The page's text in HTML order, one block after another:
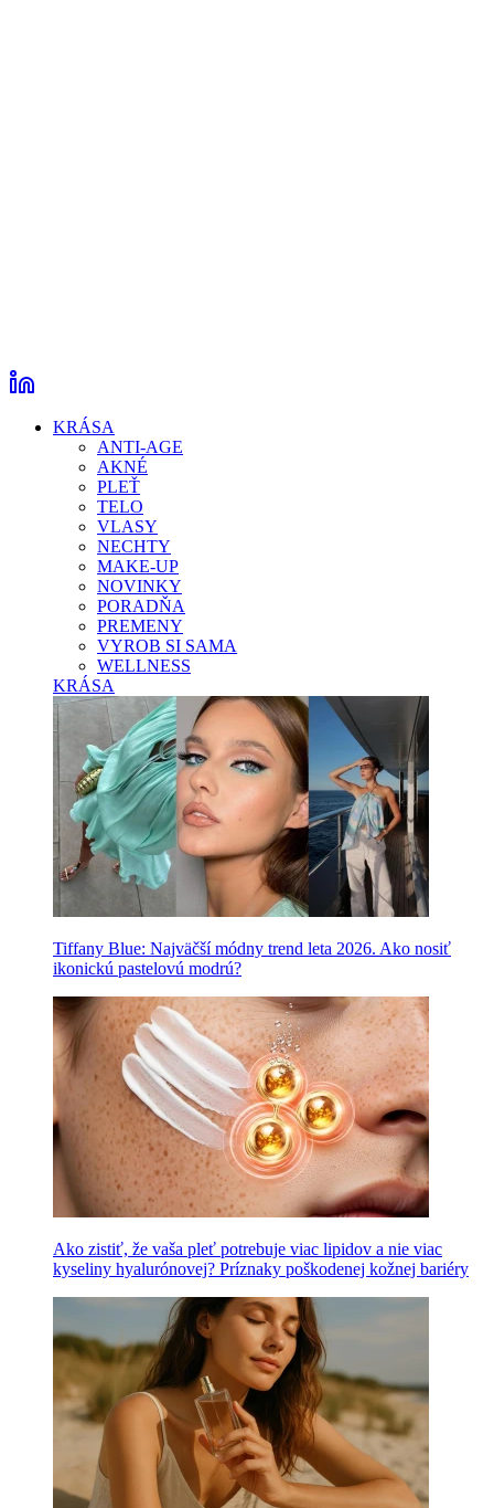
KRÁSA
ANTI-AGE
AKNÉ
PLEŤ
TELO
VLASY
NECHTY
MAKE-UP
NOVINKY
PORADŇA
PREMENY
VYROB SI SAMA
WELLNESS
KRÁSA
Tiffany Blue: Najväčší módny trend leta 2026. Ako nosiť
ikonickú pastelovú modrú?
Ako zistiť, že vaša pleť potrebuje viac lipidov a nie viac
kyseliny hyalurónovej? Príznaky poškodenej kožnej bariéry